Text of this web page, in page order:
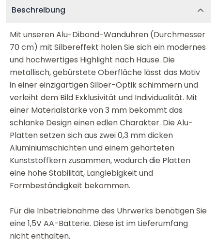
Beschreibung
Mit unseren Alu-Dibond-Wanduhren (Durchmesser
70 cm) mit Silbereffekt holen Sie sich ein modernes
und hochwertiges Highlight nach Hause. Die
metallisch, gebürstete Oberfläche lässt das Motiv
in einer einzigartigen Silber-Optik schimmern und
verleiht dem Bild Exklusivität und Individualität. Mit
einer Materialstärke von 3 mm bekommt das
schlanke Design einen edlen Charakter. Die Alu-
Platten setzen sich aus zwei 0,3 mm dicken
Aluminiumschichten und einem gehärteten
Kunststoffkern zusammen, wodurch die Platten
eine hohe Stabilität, Langlebigkeit und
Formbeständigkeit bekommen.
Für die Inbetriebnahme des Uhrwerks benötigen Sie
eine 1,5V AA-Batterie. Diese ist im Lieferumfang
nicht enthalten.